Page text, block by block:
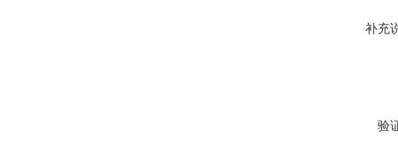
补充
验